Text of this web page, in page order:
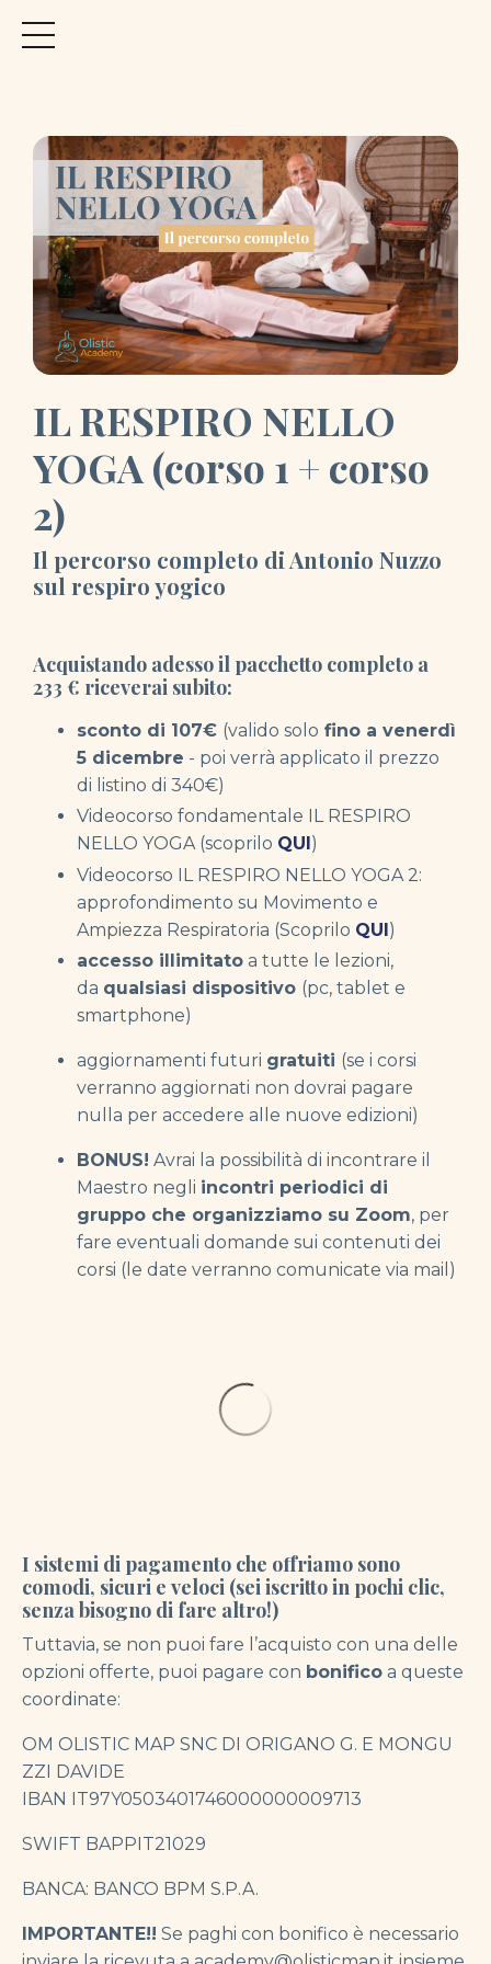
IL RESPIRO NELLO
YOGA (corso 1 + corso
2)
Il percorso completo di Antonio Nuzzo
sul respiro yogico
Acquistando adesso il pacchetto completo a
233 € riceverai subito:
sconto di 107€ (valido solo fino a venerdì
5 dicembre - poi verrà applicato il prezzo
di listino di 340€)
Videocorso fondamentale IL RESPIRO
NELLO YOGA (scoprilo QUI )
Videocorso IL RESPIRO NELLO YOGA 2:
approfondimento su Movimento e
Ampiezza Respiratoria (Scoprilo QUI)
accesso illimitato a tutte le lezioni,
da qualsiasi dispositivo (pc, tablet e
smartphone)
aggiornamenti futuri gratuiti (se i corsi
verranno aggiornati non dovrai pagare
nulla per accedere alle nuove edizioni)
BONUS! Avrai la possibilità di incontrare il
Maestro negli incontri periodici di
gruppo che organizziamo su Zoom, per
fare eventuali domande sui contenuti dei
corsi (le date verranno comunicate via mail)
I sistemi di pagamento che offriamo sono
comodi, sicuri e veloci (sei iscritto in pochi clic,
senza bisogno di fare altro!)
Tuttavia, se non puoi fare l’acquisto con una delle
opzioni offerte, puoi pagare con bonifico a queste
coordinate:
OM OLISTIC MAP SNC DI ORIGANO G. E MONGU
ZZI DAVIDE
IBAN IT97Y0503401746000000009713
SWIFT BAPPIT21029
BANCA: BANCO BPM S.P.A.
IMPORTANTE!! Se paghi con bonifico è necessario